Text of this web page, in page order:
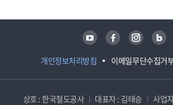
개인정보처리방침 이메일무단수집거
유튜브 페이스북 인스타그램 블로그
상호 : 한국철도공사 대표자 : 김태승
사업